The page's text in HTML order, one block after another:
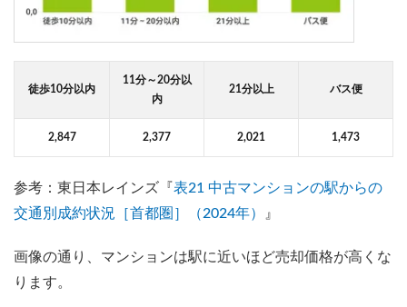
徒歩10分以内
11分～20分以
内
21分以上 バス便
2,847 2,377 2,021 1,473
参考：東日本レインズ『 表21 中古マンションの駅からの
交通別成約状況［首都圏］（2024年）
』
画像の通り、マンションは駅に近いほど売却価格が高くな
ります。